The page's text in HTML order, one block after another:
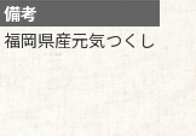
備考
福岡県産元気つくし